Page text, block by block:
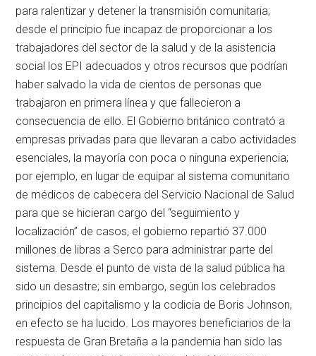
para ralentizar y detener la transmisión comunitaria;
desde el principio fue incapaz de proporcionar a los
trabajadores del sector de la salud y de la asistencia
social los EPI adecuados y otros recursos que podrían
haber salvado la vida de cientos de personas que
trabajaron en primera línea y que fallecieron a
consecuencia de ello. El Gobierno británico contrató a
empresas privadas para que llevaran a cabo actividades
esenciales, la mayoría con poca o ninguna experiencia;
por ejemplo, en lugar de equipar al sistema comunitario
de médicos de cabecera del Servicio Nacional de Salud
para que se hicieran cargo del “seguimiento y
localización” de casos, el gobierno repartió 37.000
millones de libras a Serco para administrar parte del
sistema. Desde el punto de vista de la salud pública ha
sido un desastre; sin embargo, según los celebrados
principios del capitalismo y la codicia de Boris Johnson,
en efecto se ha lucido. Los mayores beneficiarios de la
respuesta de Gran Bretaña a la pandemia han sido las